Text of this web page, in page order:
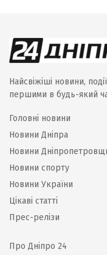
Найсвіжіші новини,
першими в будь-який
Головні новини
Новини Дніпра
Новини
Новини спорту
Новини України
Цікаві статті
Прес-релізи
Про Дніпро 24